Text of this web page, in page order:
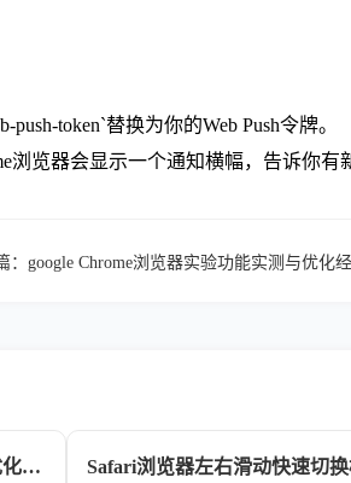
token`替换为你的Web Push令牌。
览器会显示一个通知横幅，告诉你有
： google Chrome浏览器实验功能实测与优化
谷歌浏览器视频播放稳定性AI极限优化策略